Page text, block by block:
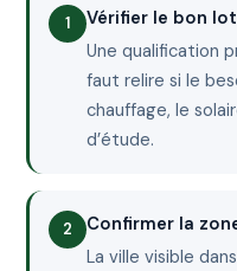
Vérifier le bon
Une qualification
faut relire si le
chauffage, le
d’étude.
Confirmer la
La ville visible